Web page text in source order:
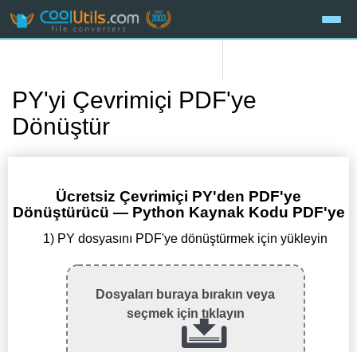
PY'yi Çevrimiçi PDF'ye
Dönüştür
Ücretsiz Çevrimiçi PY'den PDF'ye
Dönüştürücü — Python Kaynak Kodu PDF'ye
1) PY dosyasını PDF'ye dönüştürmek için yükleyin
Dosyaları buraya bırakın veya
seçmek için tıklayın